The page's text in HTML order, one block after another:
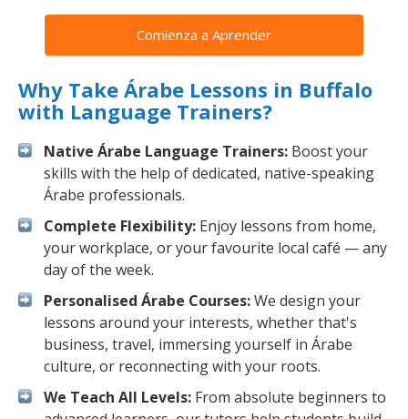
Comienza a Aprender
Why Take Árabe Lessons in Buffalo
with Language Trainers?
Native Árabe Language Trainers: Boost your
skills with the help of dedicated, native-speaking
Árabe professionals.
Complete Flexibility: Enjoy lessons from home,
your workplace, or your favourite local café — any
day of the week.
Personalised Árabe Courses:We design your
lessons around your interests, whether that's
business, travel, immersing yourself in Árabe
culture, or reconnecting with your roots.
We Teach All Levels: From absolute beginners to